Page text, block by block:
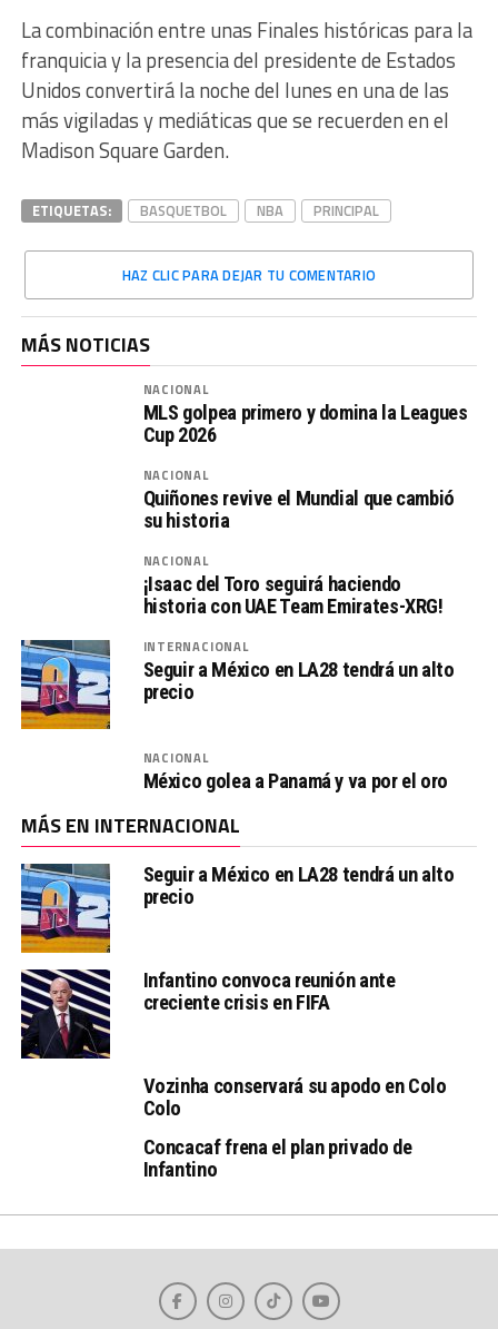
La combinación entre unas Finales históricas para la
franquicia y la presencia del presidente de Estados
Unidos convertirá la noche del lunes en una de las
más vigiladas y mediáticas que se recuerden en el
Madison Square Garden.
ETIQUETAS: BASQUETBOL NBA PRINCIPAL
HAZ CLIC PARA DEJAR TU COMENTARIO
MÁS NOTICIAS
NACIONAL
MLS golpea primero y domina la Leagues
Cup 2026
NACIONAL
Quiñones revive el Mundial que cambió
su historia
NACIONAL
¡Isaac del Toro seguirá haciendo
historia con UAE Team Emirates-XRG!
INTERNACIONAL
Seguir a México en LA28 tendrá un alto
precio
NACIONAL
México golea a Panamá y va por el oro
MÁS EN INTERNACIONAL
Seguir a México en LA28 tendrá un alto
precio
Infantino convoca reunión ante
creciente crisis en FIFA
Vozinha conservará su apodo en Colo
Colo
Concacaf frena el plan privado de
Infantino